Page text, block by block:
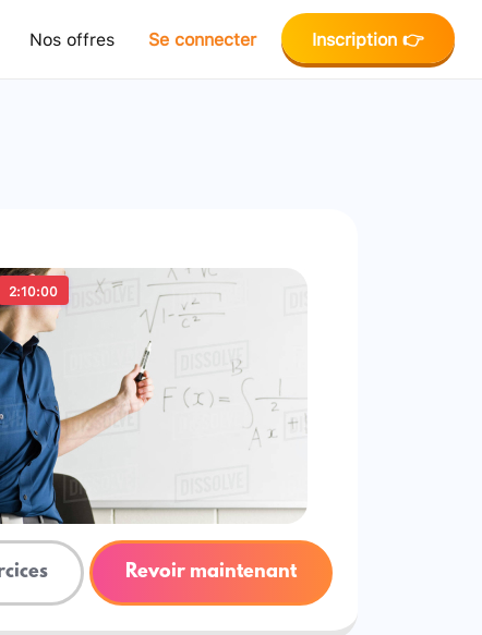
Nos offres Se connecter Inscription 👉
2:10:00
Revoir maintenant